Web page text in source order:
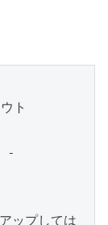
ト
-
ップしては